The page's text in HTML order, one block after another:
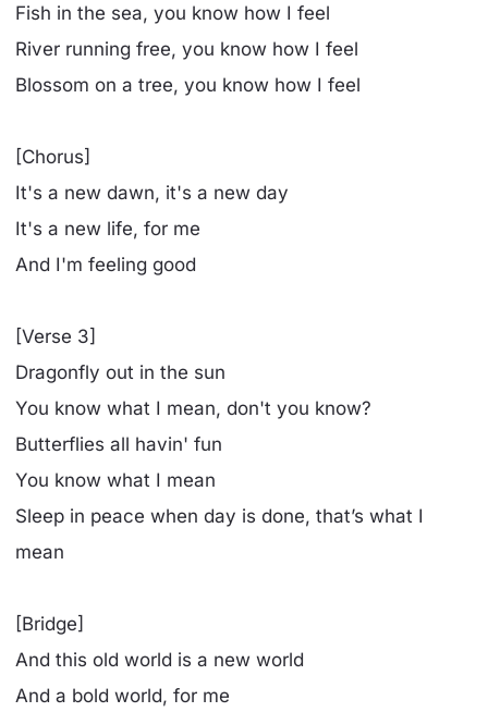
Fish in the sea, you know how I feel
River running free, you know how I feel
Blossom on a tree, you know how I feel
[Chorus]
It's a new dawn, it's a new day
It's a new life, for me
And I'm feeling good
[Verse 3]
Dragonfly out in the sun
You know what I mean, don't you know?
Butterflies all havin' fun
You know what I mean
Sleep in peace when day is done, that’s what I
mean
[Bridge]
And this old world is a new world
And a bold world, for me